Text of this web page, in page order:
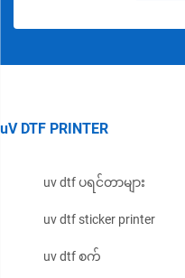
uV DTF PRINTER
uv dtf ပရင်တာများ
uv dtf sticker printer
uv dtf စက်